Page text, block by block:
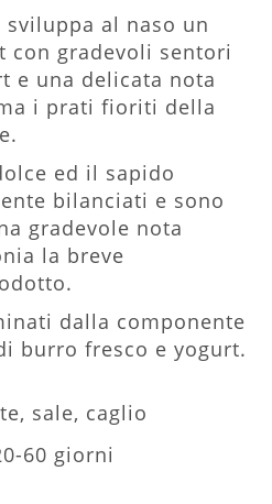
sviluppa al naso un
con gradevoli sentori
e una delicata nota
i prati fioriti della
ed il sapido
bilanciati e sono
gradevole nota
la breve
dalla componente
burro fresco e yogurt.
sale, caglio
60 giorni